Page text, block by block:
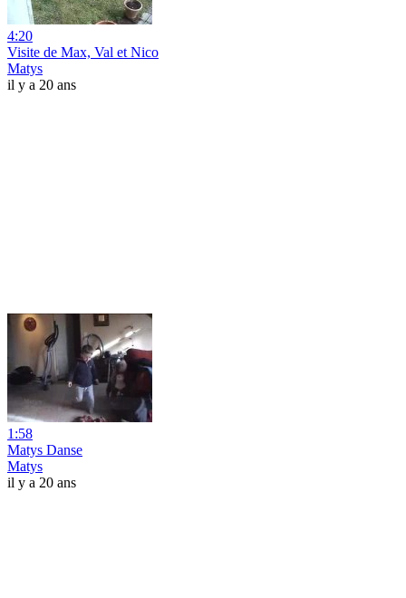
4:20
Visite de Max, Val et Nico
Matys
il y a 20 ans
1:58
Matys Danse
Matys
il y a 20 ans